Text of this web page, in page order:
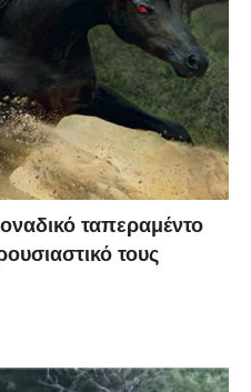
ταπεραμέντο
τους